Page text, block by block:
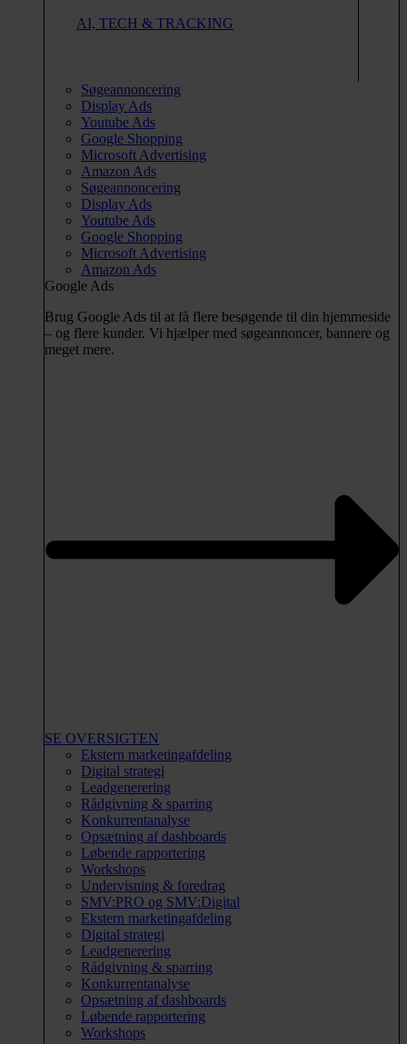
AI, TECH & TRACKING
Søgeannoncering
Display Ads
Youtube Ads
Google Shopping
Microsoft Advertising
Amazon Ads
Søgeannoncering
Display Ads
Youtube Ads
Google Shopping
Microsoft Advertising
Amazon Ads
Google Ads
Brug Google Ads til at få flere besøgende til din hjemmeside
– og flere kunder. Vi hjælper med søgeannoncer, bannere og
meget mere.
SE OVERSIGTEN
Ekstern marketingafdeling
Digital strategi
Leadgenerering
Rådgivning & sparring
Konkurrentanalyse
Opsætning af dashboards
Løbende rapportering
Workshops
Undervisning & foredrag
SMV:PRO og SMV:Digital
Ekstern marketingafdeling
Digital strategi
Leadgenerering
Rådgivning & sparring
Konkurrentanalyse
Opsætning af dashboards
Løbende rapportering
Workshops